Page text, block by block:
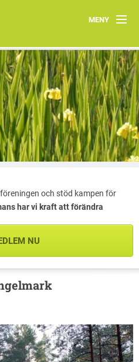
MENY
Hem
Om oss
Facebook
Program
Dokument
och stöd kampen för
har vi kraft att förändra
NU